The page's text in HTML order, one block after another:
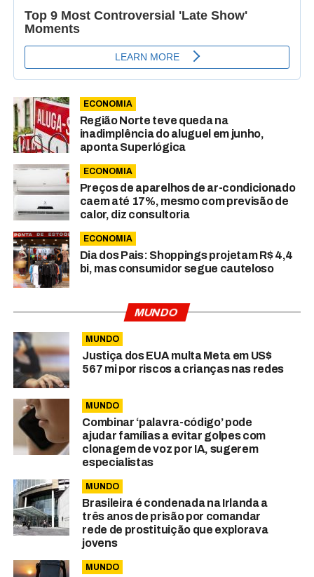
ECONOMIA
Região Norte teve queda na
inadimplência do aluguel em junho,
aponta Superlógica
ECONOMIA
Preços de aparelhos de ar-condicionado
caem até 17%, mesmo com previsão de
calor, diz consultoria
ECONOMIA
Dia dos Pais: Shoppings projetam R$ 4,4
bi, mas consumidor segue cauteloso
MUNDO
MUNDO
Justiça dos EUA multa Meta em US$
567 mi por riscos a crianças nas redes
MUNDO
Combinar ‘palavra-código’ pode
ajudar famílias a evitar golpes com
clonagem de voz por IA, sugerem
especialistas
MUNDO
Brasileira é condenada na Irlanda a
três anos de prisão por comandar
rede de prostituição que explorava
jovens
MUNDO